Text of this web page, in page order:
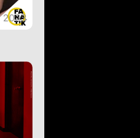
2023